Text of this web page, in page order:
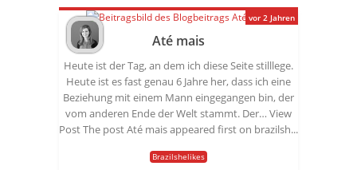
Até mais
Heute ist der Tag, an dem ich diese Seite stilllege.
Heute ist es fast genau 6 Jahre her, dass ich eine
Beziehung mit einem Mann eingegangen bin, der
vom anderen Ende der Welt stammt. Der… View
Post The post Até mais appeared first on brazilsh...
Brazilshelikes
vor 2 Jahren